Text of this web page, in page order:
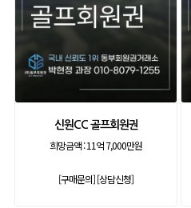
신원CC 골프회원권
희망금액 :11억 7,000만원
[구매문의][상담신청]